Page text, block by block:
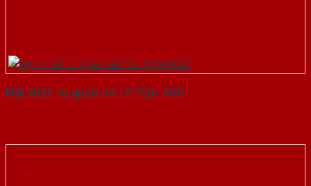
Nội thất tủ quần áo 12-TQA-SGD